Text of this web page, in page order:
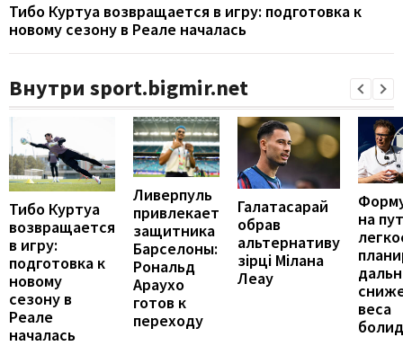
Тибо Куртуа возвращается в игру: подготовка к
новому сезону в Реале началась
Внутри sport.bigmir.net
Тибо Куртуа
возвращается
в игру:
подготовка к
новому
сезону в
Реале
началась
Ливерпуль
привлекает
защитника
Барселоны:
Рональд
Араухо
готов к
переходу
Галатасарай
обрав
альтернативу
зірці Мілана
Леау
на
веса